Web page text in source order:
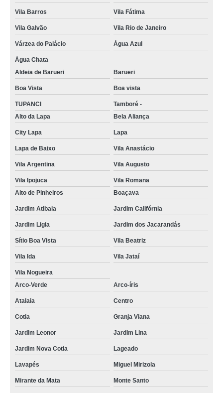
Vila Barros Vila Fátima
Vila Galvão Vila Rio de Janeiro
Várzea do Palácio Água Azul
Água Chata
Aldeia de Barueri
Barueri
Boa Vista Boa vista
TUPANCI
Tamboré -
Alto da Lapa
Bela Aliança
City Lapa Lapa
Lapa de Baixo Vila Anastácio
Vila Argentina Vila Augusto
Vila Ipojuca
Vila Romana
Alto de Pinheiros
Boaçava
Jardim Atibaia Jardim Califórnia
Jardim Ligia Jardim dos Jacarandás
Sítio Boa Vista Vila Beatriz
Vila Ida Vila Jataí
Vila Nogueira
Arco-Verde
Arco-íris
Atalaia Centro
Cotia Granja Viana
Jardim Leonor Jardim Lina
Jardim Nova Cotia Lageado
Lavapés Miguel Mirizola
Mirante da Mata Monte Santo